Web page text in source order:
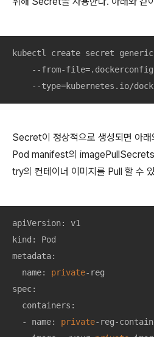
kubectl create secret
--from-
--type=kubernetes.io/
Secret이 정상적으로 생성되면 아
Pod manifest의
try의 컨테이너 이미지를 Pull 할 수
apiVersion: v1
kind: Pod
metadata:
  name:
private-reg
spec:
  containers:
  - name:
private-reg-